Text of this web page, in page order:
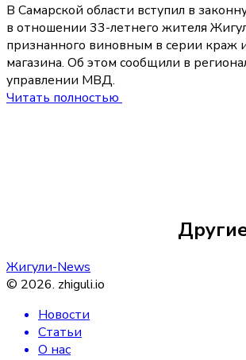
В Самарской области вступил в
в отношении 33-летнего жителя
признанного виновным в серии краж
магазина. Об этом сообщили в
управлении МВД.
Читать полностью
Жигули-News
© 2026. zhiguli.io
Новости
Статьи
О нас